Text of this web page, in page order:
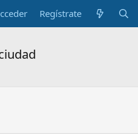
Regístrate